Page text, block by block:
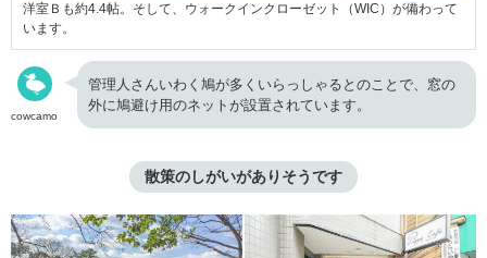
洋室Ｂも約4.4帖。そして、 ウォークインクローゼット（WIC）が備わって
います。
cowcamo
管理人さんいわく鳩が多くいらっしゃるとのことで、窓の
外に鳩避け用のネットが設置されています。
散策のしがいがありそうです